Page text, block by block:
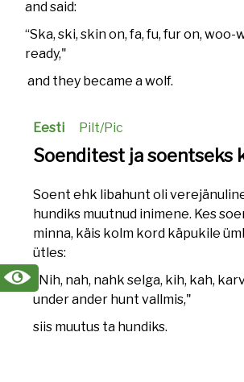
and said:
“Ska, ski, skin on, fa, fu, fur on, woo-
ready,"
and they became a wolf.
Eesti Pilt/Pic
Soenditest ja soentseks
Soent ehk libahunt oli
hundiks muutnud inimene. Kes
minna, käis kolm kord käpukile
ütles:
"Nih, nah, nahk selga, kih, kah,
under ander hunt vallmis,"
siis muutus ta hundiks.